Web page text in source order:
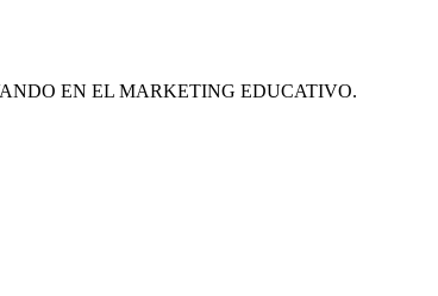
EN EL MARKETING EDUCATIVO.